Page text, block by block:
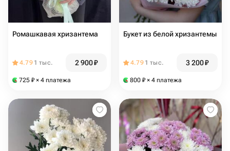
Ромашкавая хризантема
4.79 1 тыс. 2 900₽
725 ₽ × 4 платежа
Букет из белой хризантемы
4.79 1 тыс. 3 200₽
800 ₽ × 4 платежа